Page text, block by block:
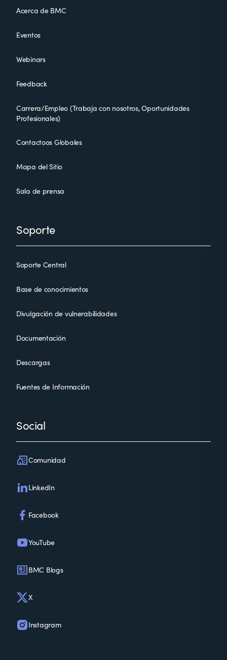
Acerca de BMC
Eventos
Webinars
Feedback
Carrera/Empleo (Trabaja con nosotros, Oportunidades
Profesionales)
Contactoos Globales
Mapa del Sitio
Sala de prensa
Soporte
Soporte Central
Base de conocimientos
Divulgación de vulnerabilidades
Documentación
Descargas
Fuentes de Información
Social
Comunidad
LinkedIn
Facebook
YouTube
BMC Blogs
X
Instagram